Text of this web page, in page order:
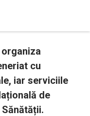
cu
iar serviciile
de